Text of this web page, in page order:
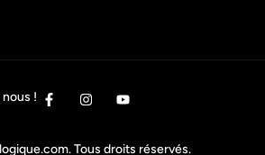
!
. Tous droits réservés.